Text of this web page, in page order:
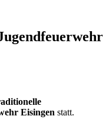
Eisingen statt.